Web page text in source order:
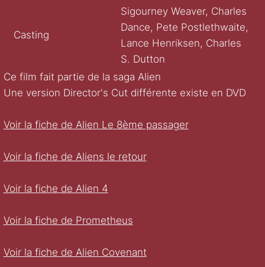
Casting
Sigourney Weaver, Charles
Dance, Pete Postlethwaite,
Lance Henriksen, Charles
S. Dutton
Ce film fait partie de la saga Alien
Une version Director's Cut différente existe en DVD
Voir la fiche de Alien Le 8ème passager
Voir la fiche de Aliens le retour
Voir la fiche de Alien 4
Voir la fiche de Prometheus
Voir la fiche de Alien Covenant